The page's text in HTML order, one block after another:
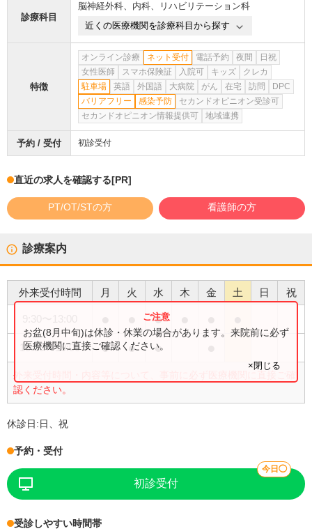
診療科目
脳神経外科、 内科、
リハビリテーション科
近くの医療機関を診療科目から探す
特徴
オンライン診療 ネット受付 電話予約 夜間
日祝
女性医師
スマホ保険証 入院可 キッズ
クレカ
駐車場
英語 外国語 大病院 がん 在宅 訪問
DPC
バリアフリー
感染予防
セカンドオピニオン受診可
セカンドオピニオン情報提供可
地域連携
予約 / 受付 初診受付
直近の求人を確認する[PR]
PT/OT/STの方 看護師の方
診療案内
外来受付時間 月 火 水 木 金 土 日 祝
●
16:00〜19:00 ● ● ●
外来受付時間・内容等について、事前に必ず医療機関に直接ご確
認ください。
お盆(8月中旬)は休診・休業の場合があります。来院前に必ず
医療機関に直接ご確認ください。
×閉じる
休診日:日、祝
予約・受付
初診受付
今日◯
受診しやすい時間帯